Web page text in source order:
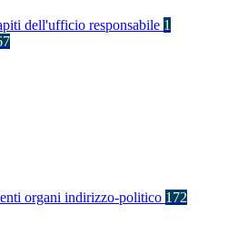
dell'ufficio responsabile 1
organi indirizzo-politico 172